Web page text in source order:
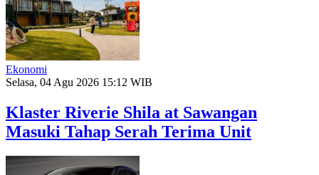
Ekonomi
Selasa, 04 Agu 2026 15:12 WIB
Klaster Riverie Shila at Sawangan
Masuki Tahap Serah Terima Unit